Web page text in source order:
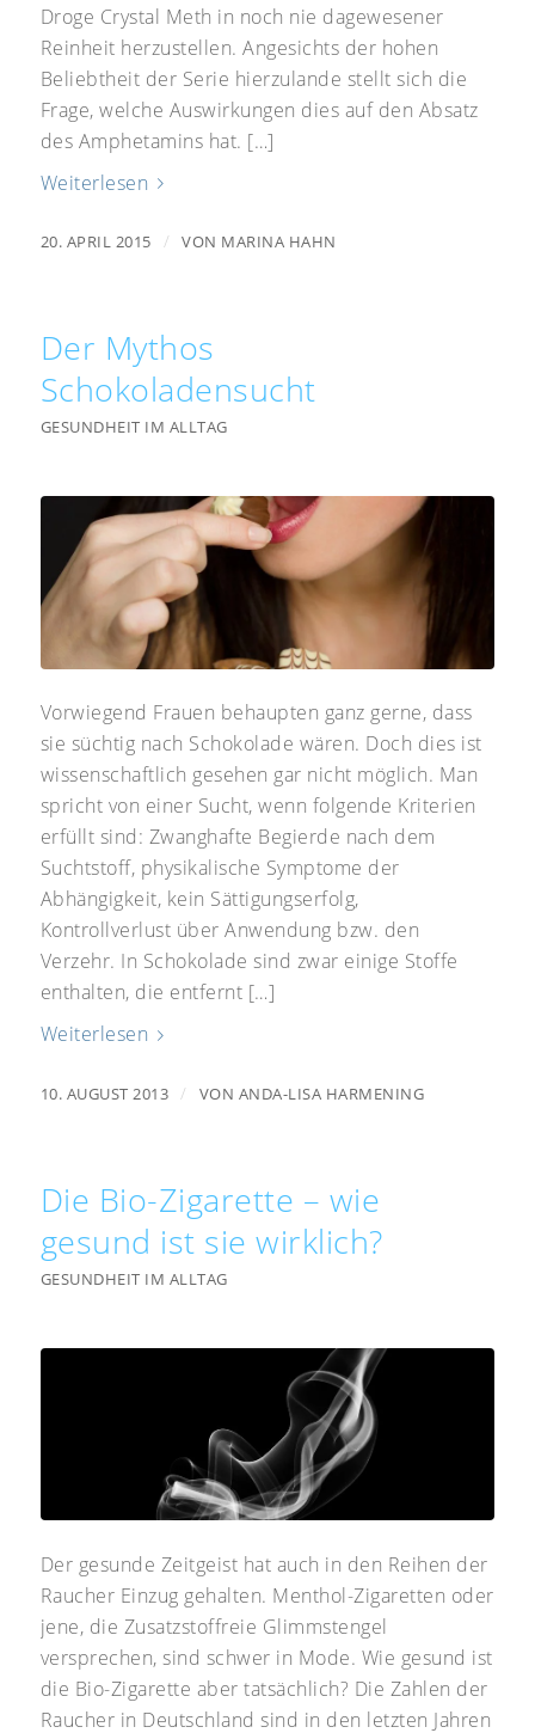
Droge Crystal Meth in noch nie dagewesener
Reinheit herzustellen. Angesichts der hohen
Beliebtheit der Serie hierzulande stellt sich die
Frage, welche Auswirkungen dies auf den Absatz
des Amphetamins hat. […]
Weiterlesen
20. APRIL 2015 / VON MARINA HAHN
Der Mythos
Schokoladensucht
GESUNDHEIT IM ALLTAG
Vorwiegend Frauen behaupten ganz gerne, dass
sie süchtig nach Schokolade wären. Doch dies ist
wissenschaftlich gesehen gar nicht möglich. Man
spricht von einer Sucht, wenn folgende Kriterien
erfüllt sind: Zwanghafte Begierde nach dem
Suchtstoff, physikalische Symptome der
Abhängigkeit, kein Sättigungserfolg,
Kontrollverlust über Anwendung bzw. den
Verzehr. In Schokolade sind zwar einige Stoffe
enthalten, die entfernt […]
Weiterlesen
10. AUGUST 2013 / VON ANDA-LISA HARMENING
Die Bio-Zigarette – wie
gesund ist sie wirklich?
GESUNDHEIT IM ALLTAG
Der gesunde Zeitgeist hat auch in den Reihen der
Raucher Einzug gehalten. Menthol-Zigaretten oder
jene, die Zusatzstoffreie Glimmstengel
versprechen, sind schwer in Mode. Wie gesund ist
die Bio-Zigarette aber tatsächlich? Die Zahlen der
Raucher in Deutschland sind in den letzten Jahren